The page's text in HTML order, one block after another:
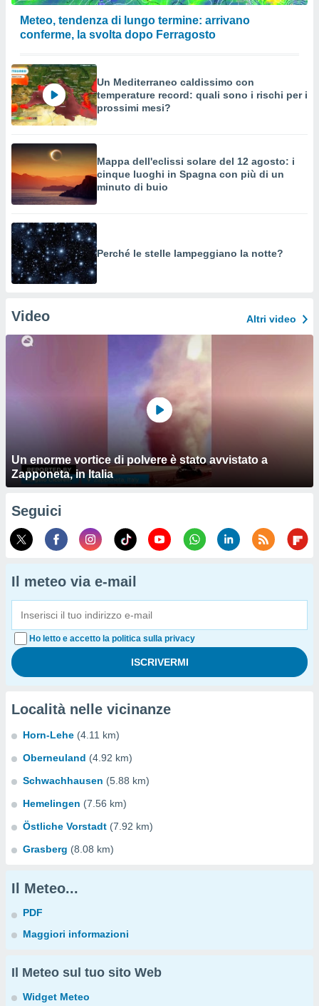
Meteo, tendenza di lungo termine: arrivano
conferme, la svolta dopo Ferragosto
Un Mediterraneo caldissimo con
temperature record: quali sono i rischi per i
prossimi mesi?
Mappa dell'eclissi solare del 12 agosto: i
cinque luoghi in Spagna con più di un
minuto di buio
Perché le stelle lampeggiano la notte?
Video Altri video
Un enorme vortice di polvere è stato avvistato a
Zapponeta, in Italia
Seguici
Il meteo via e-mail
Ho letto e accetto la politica sulla privacy
Località nelle vicinanze
Horn-Lehe (4.11 km)
Oberneuland (4.92 km)
Schwachhausen (5.88 km)
Hemelingen (7.56 km)
Östliche Vorstadt (7.92 km)
Grasberg (8.08 km)
Il Meteo...
PDF
Maggiori informazioni
Il Meteo sul tuo sito Web
Widget Meteo